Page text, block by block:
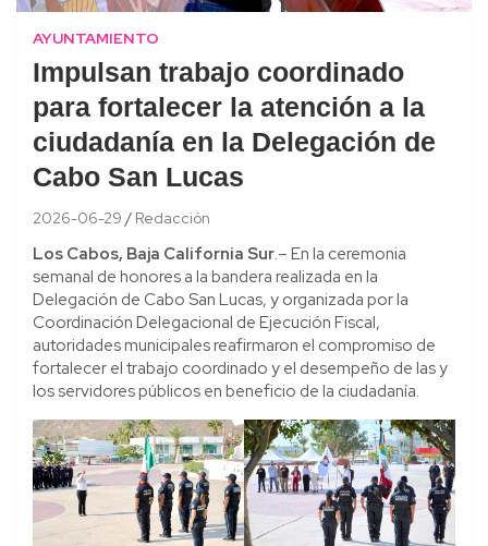
AYUNTAMIENTO
Impulsan trabajo coordinado
para fortalecer la atención a la
ciudadanía en la Delegación de
Cabo San Lucas
2026-06-29 Redacción
Los Cabos, Baja California Sur.– En la ceremonia
semanal de honores a la bandera realizada en la
Delegación de Cabo San Lucas, y organizada por la
Coordinación Delegacional de Ejecución Fiscal,
autoridades municipales reafirmaron el compromiso de
fortalecer el trabajo coordinado y el desempeño de las y
los servidores públicos en beneficio de la ciudadanía.